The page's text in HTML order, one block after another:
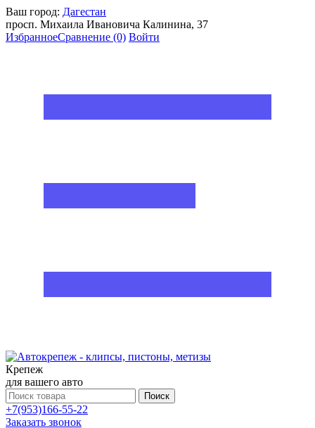
Ваш город: Дагестан
просп. Михаила Ивановича Калинина, 37
ИзбранноеСравнение (0) Войти
Крепеж
для вашего авто
Поиск
+7(953)166-55-22
Заказать звонок